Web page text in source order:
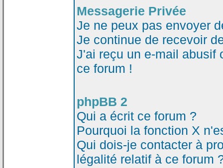
Messagerie Privée
Je ne peux pas envoyer
Je continue de recevoir
J'ai reçu un e-mail abusif
ce forum !
phpBB 2
Qui a écrit ce forum ?
Pourquoi la fonction X
Qui dois-je contacter à
légalité relatif à ce forum